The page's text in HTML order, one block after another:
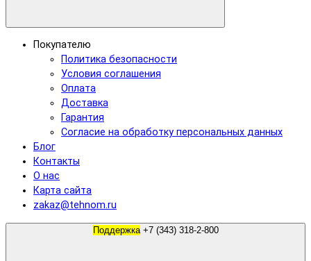
Покупателю
Политика безопасности
Условия соглашения
Оплата
Доставка
Гарантия
Согласие на обработку персональных данных
Блог
Контакты
О нас
Карта сайта
zakaz@tehnom.ru
Поддержка +7 (343) 318-2-800